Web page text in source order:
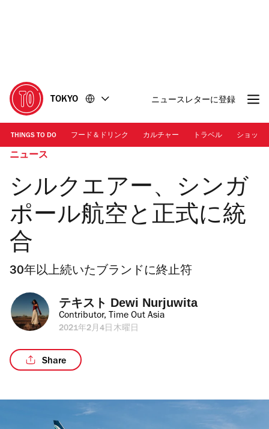
に
移
動
移
動
TOKYO ニュースレターに登録
THINGS TO DO フード＆ドリンク カルチャー トラベル ショッピ
ニュース
シルクエアー、シンガ
ポール航空と正式に統
合
30年以上続いたブランドに終止符
テキスト Dewi Nurjuwita
Contributor, Time Out Asia
2021年2月4日木曜日
Share